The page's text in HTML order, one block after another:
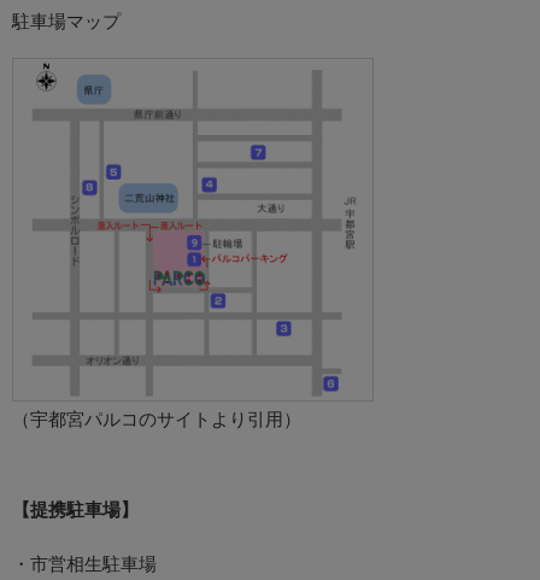
駐車場マップ
（宇都宮パルコのサイトより引用）
【提携駐車場】
・市営相生駐車場